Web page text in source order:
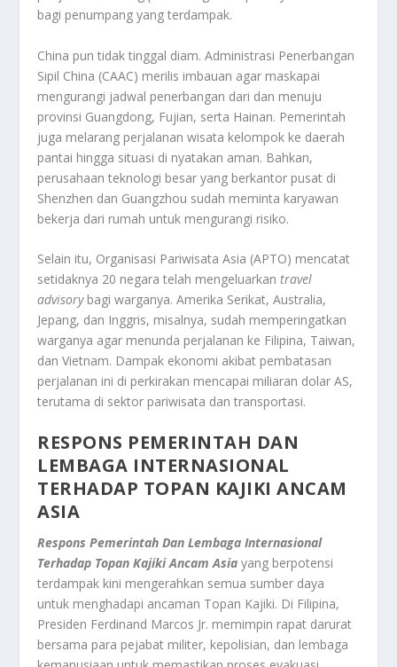
bagi penumpang yang terdampak.
China pun tidak tinggal diam. Administrasi Penerbangan
Sipil China (CAAC) merilis imbauan agar maskapai
mengurangi jadwal penerbangan dari dan menuju
provinsi Guangdong, Fujian, serta Hainan. Pemerintah
juga melarang perjalanan wisata kelompok ke daerah
pantai hingga situasi di nyatakan aman. Bahkan,
perusahaan teknologi besar yang berkantor pusat di
Shenzhen dan Guangzhou sudah meminta karyawan
bekerja dari rumah untuk mengurangi risiko.
Selain itu, Organisasi Pariwisata Asia (APTO) mencatat
setidaknya 20 negara telah mengeluarkantravel
advisorybagi warganya. Amerika Serikat, Australia,
Jepang, dan Inggris, misalnya, sudah memperingatkan
warganya agar menunda perjalanan ke Filipina, Taiwan,
dan Vietnam. Dampak ekonomi akibat pembatasan
perjalanan ini di perkirakan mencapai miliaran dolar AS,
terutama di sektor pariwisata dan transportasi.
RESPONS PEMERINTAH DAN
LEMBAGA INTERNASIONAL
TERHADAP TOPAN KAJIKI ANCAM
ASIA
Respons Pemerintah Dan Lembaga Internasional
Terhadap Topan Kajiki Ancam Asia yang berpotensi
terdampak kini mengerahkan semua sumber daya
untuk menghadapi ancaman Topan Kajiki. Di Filipina,
Presiden Ferdinand Marcos Jr. memimpin rapat darurat
bersama para pejabat militer, kepolisian, dan lembaga